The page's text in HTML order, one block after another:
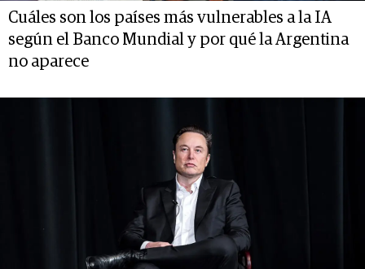
Cuáles son los países más vulnerables a la IA
según el Banco Mundial y por qué la Argentina
no aparece